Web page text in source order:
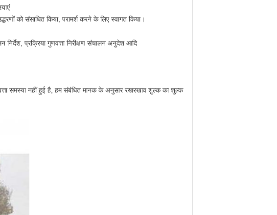
को संसाधित किया, परामर्श करने के लिए स्वागत किया।
निर्देश, प्रक्रिया गुणवत्ता निरीक्षण संचालन अनुदेश आदि
समस्या नहीं हुई है, हम संबंधित मानक के अनुसार रखरखाव शुल्क का शुल्क